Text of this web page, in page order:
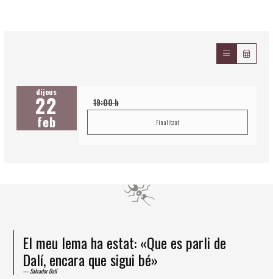
dijous
22
feb
19:00 h
Finalitzat
El meu lema ha estat: «Que es parli de
Dalí, encara que sigui bé»
Salvador Dalí